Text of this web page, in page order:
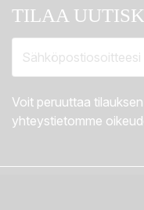
TILAA
Voit peruuttaa
yhteystietomme